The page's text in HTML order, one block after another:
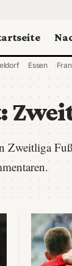
Essen
Zweitliga